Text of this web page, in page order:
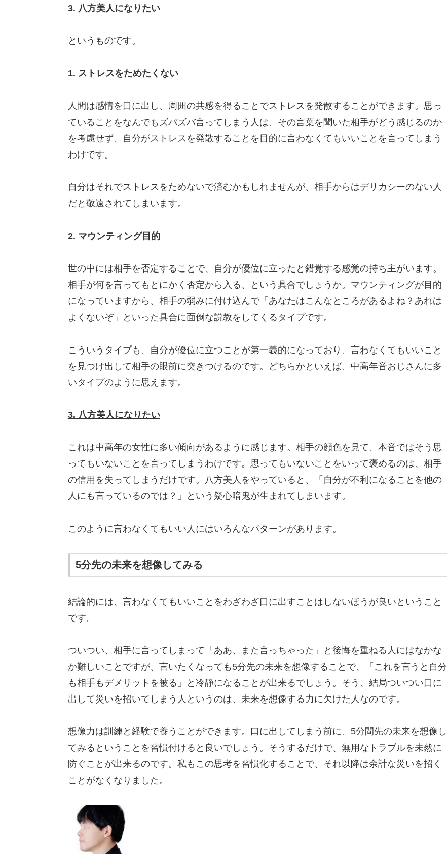
3. 八方美人になりたい
というものです。
1. ストレスをためたくない
人間は感情を口に出し、周囲の共感を得ることでストレスを発散することができます。思っ
ていることをなんでもズバズバ言ってしまう人は、その言葉を聞いた相手がどう感じるのか
を考慮せず、自分がストレスを発散することを目的に言わなくてもいいことを言ってしまう
わけです。
自分はそれでストレスをためないで済むかもしれませんが、相手からはデリカシーのない人
だと敬遠されてしまいます。
2. マウンティング目的
世の中には相手を否定することで、自分が優位に立ったと錯覚する感覚の持ち主がいます。
相手が何を言ってもとにかく否定から入る、という具合でしょうか。マウンティングが目的
になっていますから、相手の弱みに付け込んで「あなたはこんなところがあるよね？あれは
よくないぞ」といった具合に面倒な説教をしてくるタイプです。
こういうタイプも、自分が優位に立つことが第一義的になっており、言わなくてもいいこと
を見つけ出して相手の眼前に突きつけるのです。どちらかといえば、中高年音おじさんに多
いタイプのように思えます。
3. 八方美人になりたい
これは中高年の女性に多い傾向があるように感じます。相手の顔色を見て、本音ではそう思
ってもいないことを言ってしまうわけです。思ってもいないことをいって褒めるのは、相手
の信用を失ってしまうだけです。八方美人をやっていると、「自分が不利になることを他の
人にも言っているのでは？」という疑心暗鬼が生まれてしまいます。
このように言わなくてもいい人にはいろんなパターンがあります。
5分先の未来を想像してみる
結論的には、言わなくてもいいことをわざわざ口に出すことはしないほうが良いということ
です。
ついつい、相手に言ってしまって「ああ、また言っちゃった」と後悔を重ねる人にはなかな
か難しいことですが、言いたくなっても5分先の未来を想像することで、「これを言うと自分
も相手もデメリットを被る」と冷静になることが出来るでしょう。そう、結局ついつい口に
出して災いを招いてしまう人というのは、未来を想像する力に欠けた人なのです。
想像力は訓練と経験で養うことができます。口に出してしまう前に、5分間先の未来を想像し
てみるということを習慣付けると良いでしょう。そうするだけで、無用なトラブルを未然に
防ぐことが出来るのです。私もこの思考を習慣化することで、それ以降は余計な災いを招く
ことがなくなりました。